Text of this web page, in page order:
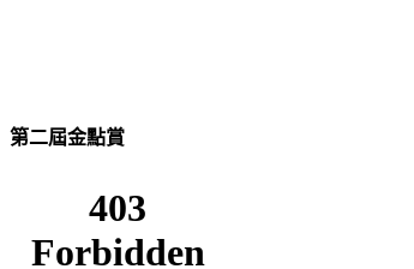
第二屆金點賞